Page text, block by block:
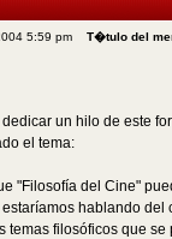
5:59 pm T�tulo del
un hilo de este
el tema:
"Filosofía del Cine"
hablando
temas filosóficos que